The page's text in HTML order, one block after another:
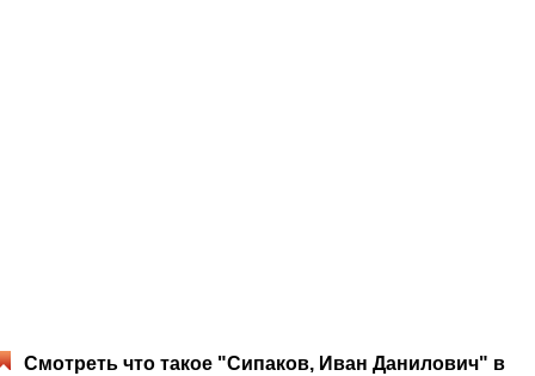
Смотреть что такое "Сипаков, Иван Данилович" в